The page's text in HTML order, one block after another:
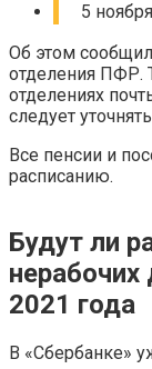
5
Об этом
отделения ПФР.
отделениях
следует
Все пенсии и
расписанию.
Будут ли
нерабочих
2021 года
В «‎Сбербанке»